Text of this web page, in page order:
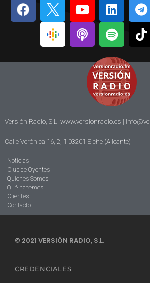
Versión Radio, S.L. www.versionradio.es |
Calle Verónica 16, 2, 1 03201 Elche (Alicante)
Noticias
Club de Oyentes
Quienes Somos
Qué hacemos
Clientes
Contacto
© 2021 VERSIÓN RADIO, S.L.
CREDENCIALES